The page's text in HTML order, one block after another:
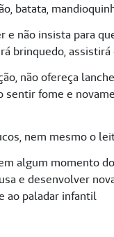
batata,
e não insista para
brinquedo,
não ofereça
fome e
nem mesmo o
algum momento
e desenvolver
ao paladar infantil